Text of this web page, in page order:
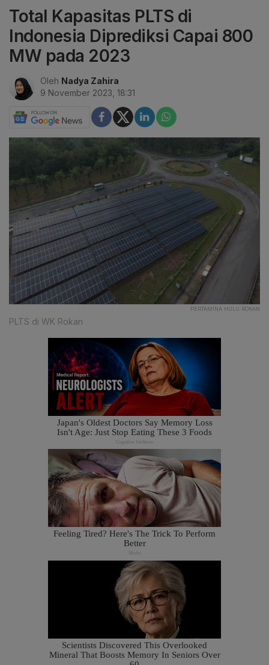
Total Kapasitas PLTS di
Indonesia Diprediksi Capai 800
MW pada 2023
Oleh Nadya Zahira
9 November 2023, 18:31
PERTAMINA HULU ROKAN
PLTS di WK Rokan